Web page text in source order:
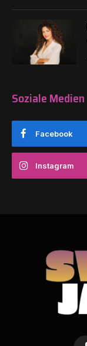
Soziale Medien
Facebook
Instagram